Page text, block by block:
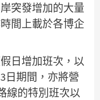
突發增加的大量
間上載於各博企
日增加班次，以
日期間，亦將營
線的特別班次以